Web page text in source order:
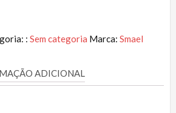
: Sem categoria Marca: Smael
ADICIONAL